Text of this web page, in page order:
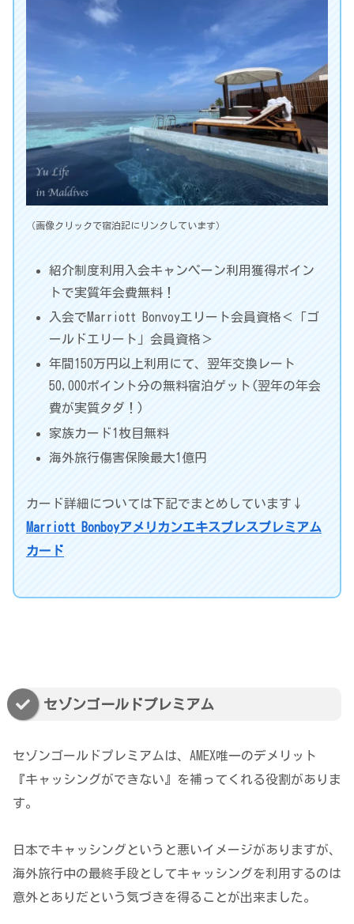
（画像クリックで宿泊記にリンクしています）
紹介制度利用入会キャンペーン利用獲得ポイン
トで実質年会費無料！
入会でMarriott Bonvoyエリート会員資格＜「ゴ
ールドエリート」会員資格＞
年間150万円以上利用にて、翌年交換レート
50,000ポイント分の無料宿泊ゲット(翌年の年会
費が実質タダ！)
家族カード1枚目無料
海外旅行傷害保険最大1億円
カード詳細については下記でまとめしています↓
Marriott Bonboyアメリカンエキスプレスプレミアム
カード
セゾンゴールドプレミアム
セゾンゴールドプレミアムは、AMEX唯一のデメリット
『キャッシングができない』を補ってくれる役割がありま
す。
日本でキャッシングというと悪いイメージがありますが、
海外旅行中の最終手段としてキャッシングを利用するのは
意外とありだという気づきを得ることが出来ました。